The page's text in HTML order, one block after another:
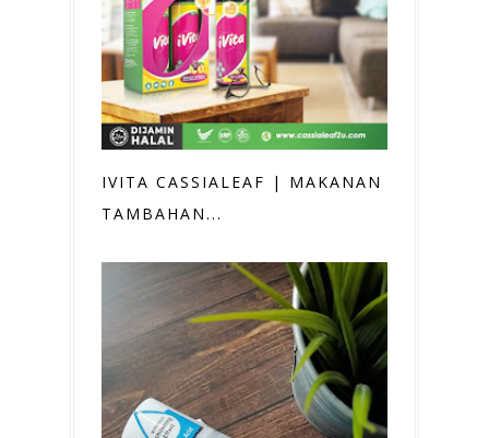
IVITA CASSIALEAF | MAKANAN
TAMBAHAN...